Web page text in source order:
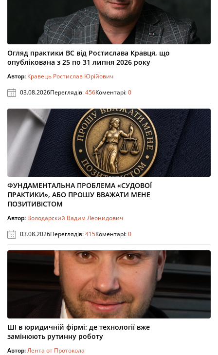
Огляд практики ВС від Ростислава Кравця, що
опублікована з 25 по 31 липня 2026 року
Автор: Кравець Ростислав Юрійович
03.08.2026Переглядів:456Коментарі:0
ФУНДАМЕНТАЛЬНА ПРОБЛЕМА «СУДОВОЇ
ПРАКТИКИ», АБО ПРОШУ ВВАЖАТИ МЕНЕ
ПОЗИТИВІСТОМ
Автор: Володарский Вадим Леонидович
03.08.2026Переглядів:415Коментарі:0
ШІ в юридичній фірмі: де технології вже
замінюють рутинну роботу
Автор:Лента от Протокола